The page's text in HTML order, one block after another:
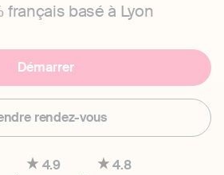
français basé à Lyon
Démarrer
rendez-vous
4.9 4.8